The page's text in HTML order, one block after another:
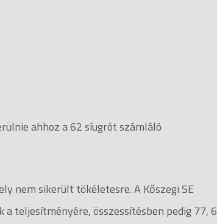
ahhoz a 62 síugrót számláló
nem sikerült tökéletesre. A Kőszegi SE
teljesítményére, összessítésben pedig 77, 6